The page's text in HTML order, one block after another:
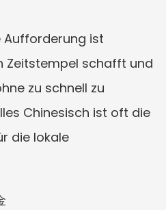
Aufforderung ist
Zeitstempel schafft und
zu schnell zu
Chinesisch ist oft die
die lokale